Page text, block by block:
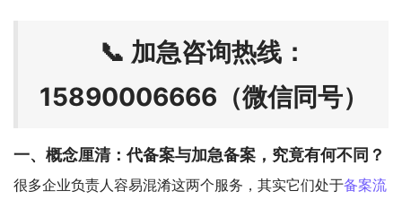
📞 加急咨询热线：
15890006666（微信同号）
一、概念厘清：代备案与加急备案，究竟有何不同？
很多企业负责人容易混淆这两个服务，其实它们处于备案流